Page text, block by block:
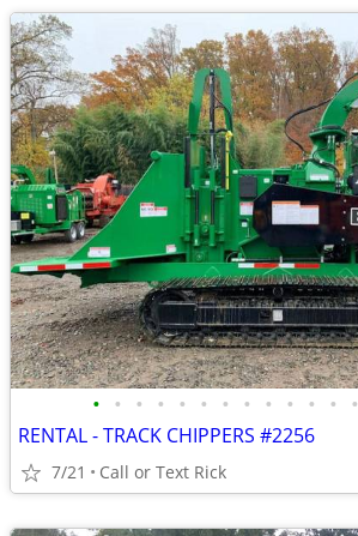
• • • • • • • • • • • • •
RENTAL - TRACK CHIPPERS #2256
7/21 Call or Text Rick